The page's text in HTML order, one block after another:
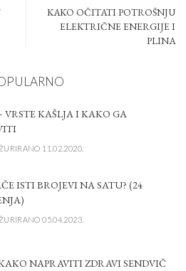
KAKO OČITATI POTROŠNJU
ELEKTRIČNE ENERGIJE I
PLINA
VRSTE KAŠLJA I KAKO GA
11.02.2020.
ISTI BROJEVI NA SATU? (24
05.04.2023.
NAPRAVITI ZDRAVI SENDVIČ